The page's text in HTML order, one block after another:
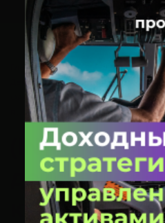
Главная Новости Депозитария
Действии «Выплата Купонного
ОАО «РЖД» ИНН 7708503727
RU000A0JSGV0)
(INTR) О
действии
купонного